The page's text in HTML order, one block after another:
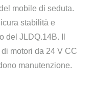
mobile di seduta.
stabilità e
del JLDQ.14B. Il
motori da 24 V CC
manutenzione.